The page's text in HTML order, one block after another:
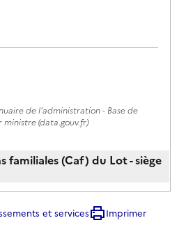
de l'administration - Base de
ministre (data.gouv.fr)
familiales (Caf) du Lot - siège
et services
Imprimer